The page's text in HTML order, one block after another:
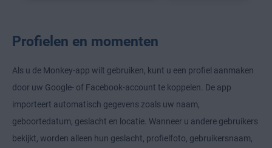
Profielen en momenten
Als u de Monkey-app wilt gebruiken, kunt u een profiel aanmaken
door uw Google- of Facebook-account te koppelen. De app
importeert automatisch gegevens zoals uw naam,
geboortedatum, geslacht en locatie. Wanneer u andere gebruikers
bekijkt, worden alleen hun geslacht, profielfoto, gebruikersnaam,